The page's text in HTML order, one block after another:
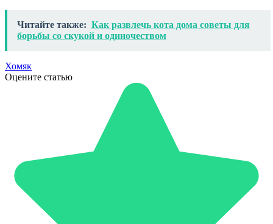
Читайте также: Как развлечь кота дома советы для
борьбы со скукой и одиночеством
Хомяк
Оцените статью